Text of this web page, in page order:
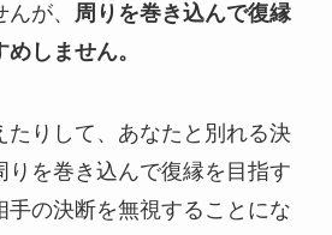
が、 周りを巻き込んで復縁
しません。
たりして、あなたと別れる決
りを巻き込んで復縁を目指す
手の決断を無視することにな